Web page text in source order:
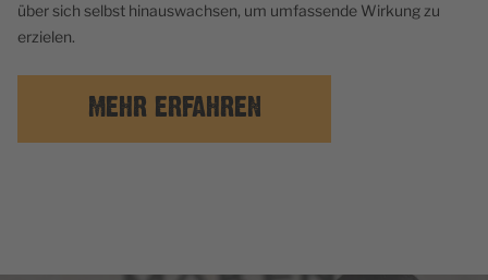
über sich selbst hinauswachsen, um umfassende Wirkung zu
erzielen.
MEHR ERFAHREN